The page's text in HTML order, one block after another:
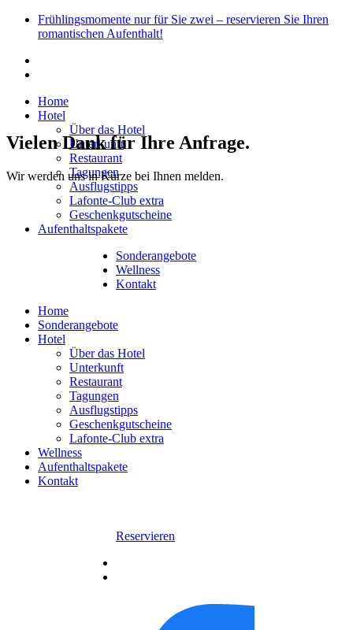
Skip
Frühlingsmomente nur für Sie zwei – reservieren Sie Ihren
romantischen Aufenthalt!
Home
Hotel
Über das Hotel
Unterkunft
Restaurant
Tagungen
Ausflugstipps
Lafonte-Club extra
Geschenkgutscheine
Aufenthaltspakete
Sonderangebote
Wellness
Kontakt
Home
Sonderangebote
Hotel
Über das Hotel
Unterkunft
Restaurant
Tagungen
Ausflugstipps
Geschenkgutscheine
Lafonte-Club extra
Wellness
Aufenthaltspakete
Kontakt
Reservieren
Vielen Dank für Ihre Anfrage.
Wir werden uns in Kürze bei Ihnen melden.